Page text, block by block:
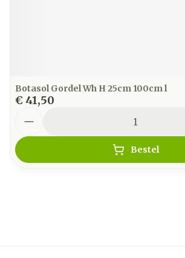
Botasol Gordel Wh H 25cm 100cm l
€ 41,50
Bestel